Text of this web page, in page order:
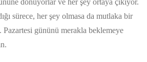
dönüyorlar ve her şey ortaya çıkıyor.
sürece, her şey olmasa da mutlaka bir
Pazartesi gününü merakla beklemeye